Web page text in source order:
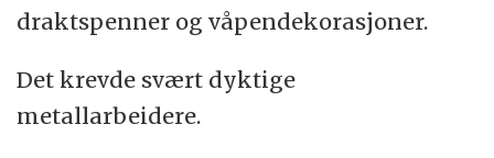
draktspenner og våpendekorasjoner.
Det krevde svært dyktige
metallarbeidere.